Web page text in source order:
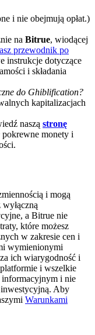
USDT prize pool!
i nie obejmują opłat.)
na Bitrue, wiodącej
przewodnik po
instrukcje dotyczące
i składania
do Ghiblification?
kapitalizacjach
naszą stronę
monety i
i mogą
a Bitrue nie
które możesz
w zakresie cen i
wymienionymi
ich wiarygodność i
i wszelkie
informacyjnym i nie
Aby
Warunkami